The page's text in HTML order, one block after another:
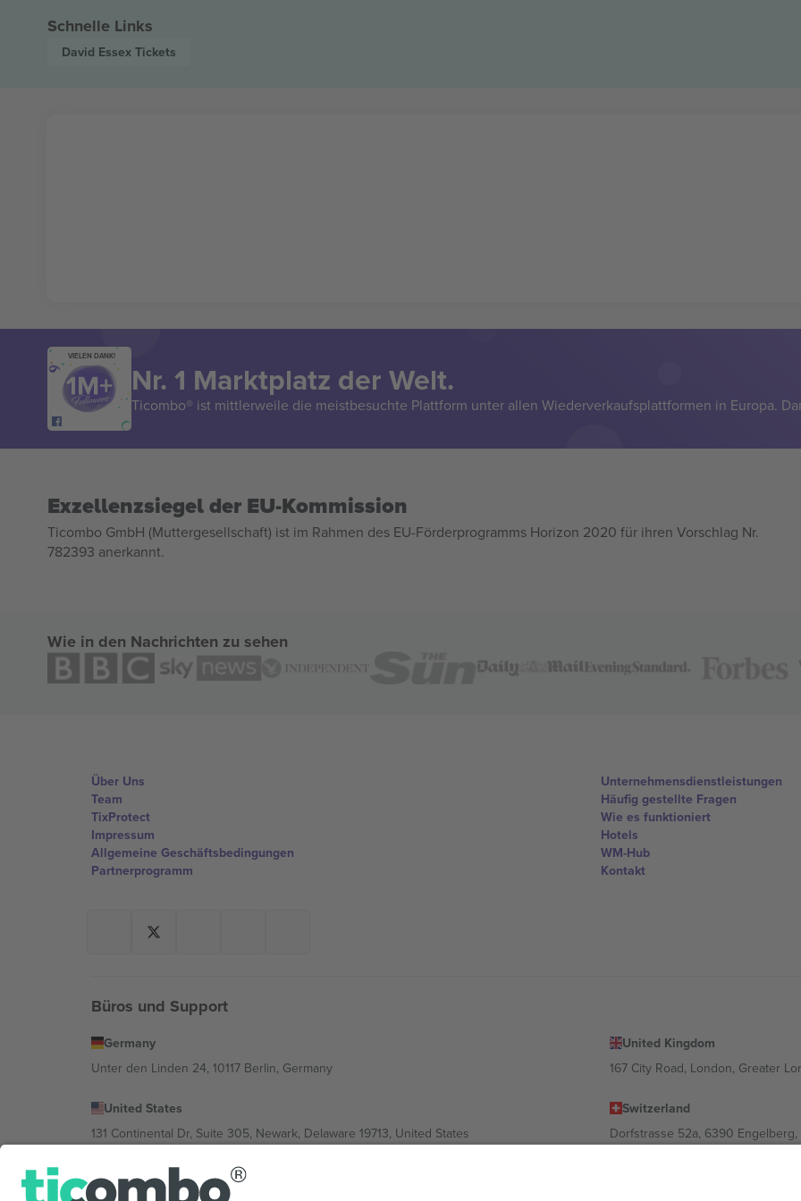
Schnelle Links
David Essex Tickets
VIELEN DANK!
Nr. 1 Marktplatz der Welt.
Ticombo® ist mittlerweile die meistbesuchte Plattform unter allen Wiederverkaufsplattformen in Europa.
Exzellenzsiegel der EU-Kommission
Ticombo GmbH (Muttergesellschaft) ist im Rahmen des EU-Förderprogramms Horizon 2020 für ihren Vorschlag Nr.
782393 anerkannt.
Wie in den Nachrichten zu sehen
Über Uns
Team
TixProtect
Impressum
Allgemeine Geschäftsbedingungen
Partnerprogramm
Unternehmensdienstleistungen
Häufig gestellte Fragen
Wie es funktioniert
Hotels
WM-Hub
Kontakt
Büros und Support
Germany
Unter den Linden 24, 10117 Berlin, Germany
United Kingdom
167 City Road, London, Greater
United States
131 Continental Dr, Suite 305, Newark, Delaware 19713, United States
Switzerland
Dorfstrasse 52a, 6390
Bulgaria